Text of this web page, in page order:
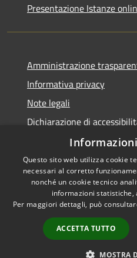
Presentazione Istanze
Amministrazione
Informativa privacy
Note legali
Dichiarazione di
Accessibilità
Privacy
Mappa del sito
Area riservata dipendenti
Questo sito web utilizza cookie
necessari al corretto
nonché un cookie tecnico
informazioni statistiche,
Per maggiori dettagli, può
ACCETTA TUTTO
MOSTRA